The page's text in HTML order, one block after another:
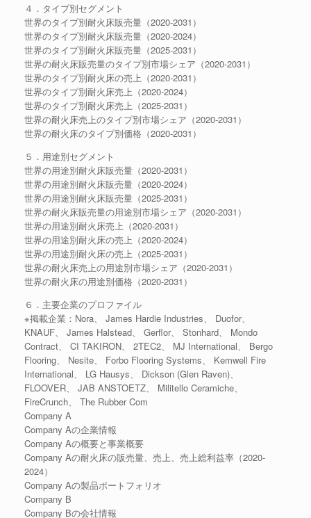
４．タイプ別セグメント
世界のタイプ別耐火床販売量（2020-2031）
世界のタイプ別耐火床販売量（2020-2024）
世界のタイプ別耐火床販売量（2025-2031）
世界の耐火床販売量のタイプ別市場シェア（2020-2031）
世界のタイプ別耐火床の売上（2020-2031）
世界のタイプ別耐火床売上（2020-2024）
世界のタイプ別耐火床売上（2025-2031）
世界の耐火床売上のタイプ別市場シェア（2020-2031）
世界の耐火床のタイプ別価格（2020-2031）
５．用途別セグメント
世界の用途別耐火床販売量（2020-2031）
世界の用途別耐火床販売量（2020-2024）
世界の用途別耐火床販売量（2025-2031）
世界の耐火床販売量の用途別市場シェア（2020-2031）
世界の用途別耐火床売上（2020-2031）
世界の用途別耐火床の売上（2020-2024）
世界の用途別耐火床の売上（2025-2031）
世界の耐火床売上の用途別市場シェア（2020-2031）
世界の耐火床の用途別価格（2020-2031）
６．主要企業のプロファイル
※掲載企業：Nora、 James Hardie Industries、 Duofor、
KNAUF、 James Halstead、 Gerflor、 Stonhard、 Mondo
Contract、 CI TAKIRON、 2TEC2、 MJ International、 Bergo
Flooring、 Nesite、 Forbo Flooring Systems、 Kemwell Fire
International、 LG Hausys、 Dickson (Glen Raven)、
FLOOVER、 JAB ANSTOETZ、 Militello Ceramiche、
FireCrunch、 The Rubber Com
Company A
Company Aの企業情報
Company Aの概要と事業概要
Company Aの耐火床の販売量、売上、売上総利益率（2020-
2024）
Company Aの製品ポートフォリオ
Company B
Company Bの会社情報